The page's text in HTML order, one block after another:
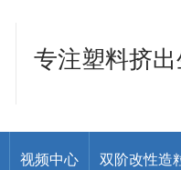
专注塑料挤
视频中心 双阶改性造